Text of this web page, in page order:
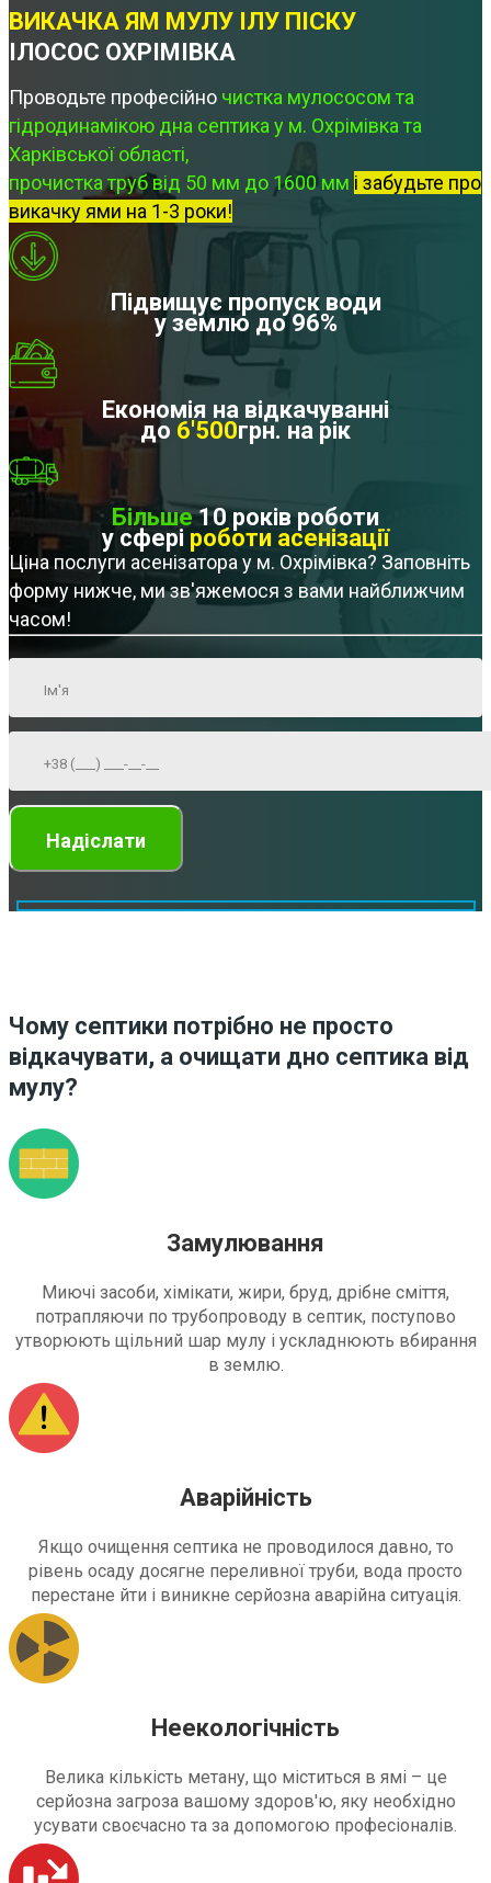
ВИКАЧКА ЯМ МУЛУ ІЛУ ПІСКУ
ІЛОСОС ОХРІМІВКА
Проводьте професійно чистка мулососом та
гідродинамікою дна септика у м. Охрімівка та
Харківської області,
прочистка труб від 50 мм до 1600 мм і забудьте про
викачку ями на 1-3 роки!
Підвищує пропуск води
у землю до 96%
Економія на відкачуванні
до 6'500грн. на рік
Більше10 років роботи
у сфері роботи асенізації
Ціна послуги асенізатора у м. Охрімівка? Заповніть
форму нижче, ми зв'яжемося з вами найближчим
часом!
Чому септики потрібно не просто
відкачувати, а очищати дно септика від
мулу?
Замулювання
Миючі засоби, хімікати, жири, бруд, дрібне сміття,
потрапляючи по трубопроводу в септик, поступово
утворюють щільний шар мулу і ускладнюють вбирання
в землю.
Аварійність
Якщо очищення септика не проводилося давно, то
рівень осаду досягне переливної труби, вода просто
перестане йти і виникне серйозна аварійна ситуація.
Неекологічність
Велика кількість метану, що міститься в ямі – це
серйозна загроза вашому здоров'ю, яку необхідно
усувати своєчасно та за допомогою професіоналів.